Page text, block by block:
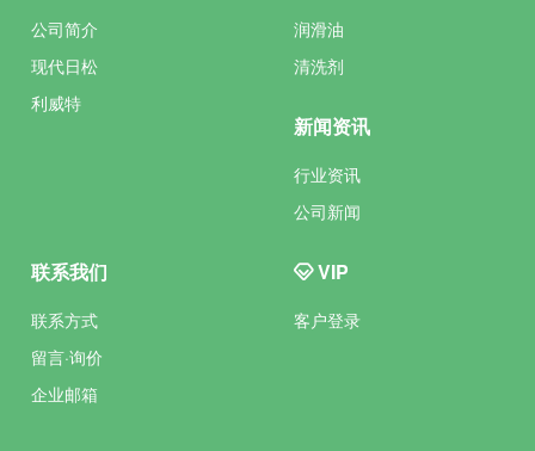
公司简介
现代日松
利威特
润滑油
清洗剂
新闻资讯
行业资讯
公司新闻
联系我们
联系方式
留言·询价
企业邮箱
VIP
客户登录